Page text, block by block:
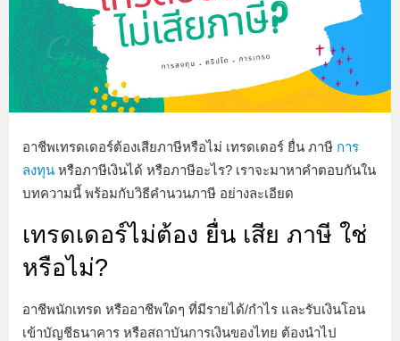
อาชีพเทรดเดอร์ต้องเสียภาษีหรือไม่ เทรดเดอร์ ยื่น ภาษี การ
ลงทุน หรือภาษีเงินได้ หรือภาษีอะไร? เราจะมาหาคำตอบกันใน
บทความนี้ พร้อมกับวิธีคำนวนภาษี อย่างละเอียด
เทรดเดอร์ไม่ต้อง ยื่น เสีย ภาษี ใช่
หรือไม่?
อาชีพนักเทรด หรืออาชีพใดๆ ที่มีรายได้/กำไร และรับเงินโอน
เข้าบัญชีธนาคาร หรือสถาบันการเงินของไทย ต้องนำไป